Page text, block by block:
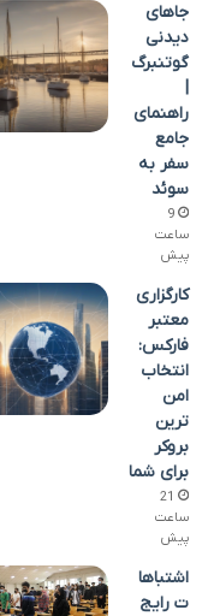
جاهای
دیدنی
گوتنبرگ
|
راهنمای
جامع
سفر به
سوئد
9
ساعت
پیش
کارگزاری
معتبر
فارکس:
انتخاب
امن
ترین
بروکر
برای شما
21
ساعت
پیش
اشتباها
ت رایج